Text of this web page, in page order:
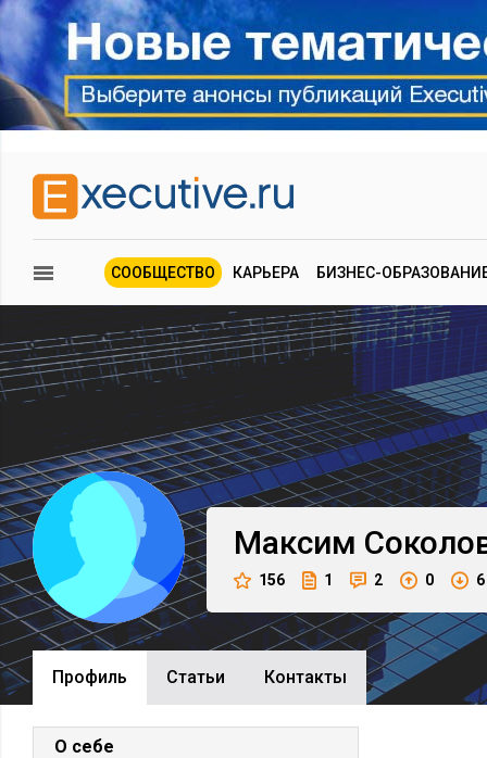
СООБЩЕСТВО КАРЬЕРА БИЗНЕС-
Максим
156 1 2 0 6
Профиль Cтатьи Контакты
О себе